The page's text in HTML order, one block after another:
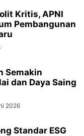
Kritis, APNI
Pembangunan
Semakin
dan Daya Saing
2026
Standar ESG